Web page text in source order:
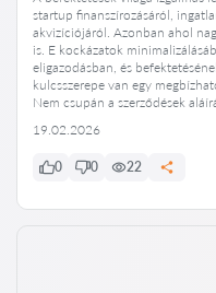
startup finanszírozásáról,
akvizíciójáról. Azonban ahol
is. E kockázatok
eligazodásban, és
kulcsszerepe van egy
Nem csupán a szerződések
19.02.2026
0 0 22